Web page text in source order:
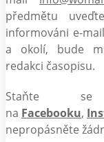
předmětu
informováni e-
a okolí, bude
redakci časopisu.
Staňte se
na Facebooku,
nepropásněte